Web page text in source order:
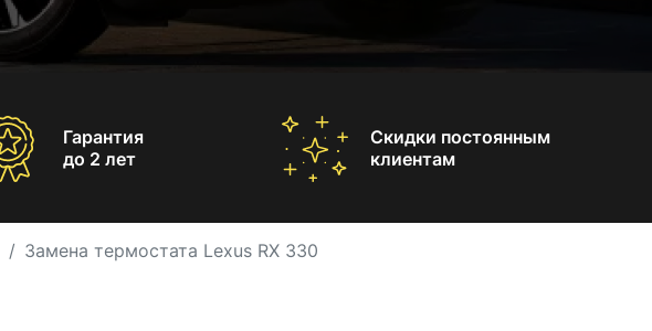
Гарантия
до 2 лет
Скидки постоянным
клиентам
Замена термостата Lexus RX 330